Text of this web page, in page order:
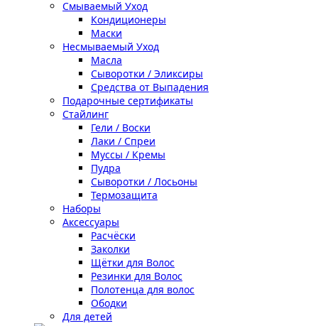
Смываемый Уход
Кондиционеры
Маски
Несмываемый Уход
Масла
Сыворотки / Эликсиры
Средства от Выпадения
Подарочные сертификаты
Стайлинг
Гели / Воски
Лаки / Спреи
Муссы / Кремы
Пудра
Сыворотки / Лосьоны
Термозащита
Наборы
Аксессуары
Расчёски
Заколки
Щётки для Волос
Резинки для Волос
Полотенца для волос
Ободки
Для детей